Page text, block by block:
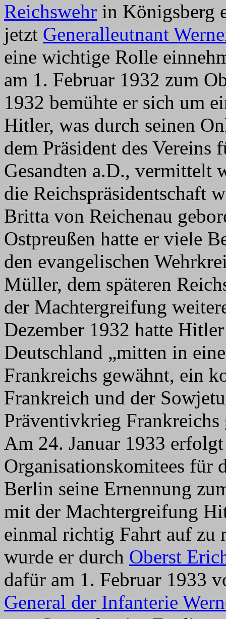
Reichswehr in Königsberg
jetzt Generalleutnant
eine wichtige Rolle
am 1. Februar 1932 zum
1932 bemühte er sich um
Hitler, was durch seinen
dem Präsident des
Gesandten a.D., vermittelt
die Reichspräsidentschaft
Britta von Reichenau
Ostpreußen hatte er viele
den evangelischen
Müller, dem späteren
der Machtergreifung
Dezember 1932 hatte
Deutschland „mitten in
Frankreichs gewähnt, ein
Frankreich und der
Präventivkrieg Frankreichs
Am 24. Januar 1933
Organisationskomitees für
Berlin seine Ernennung
mit der Machtergreifung
einmal richtig Fahrt auf zu
wurde er durch Oberst
dafür am 1. Februar 1933
General der Infanterie